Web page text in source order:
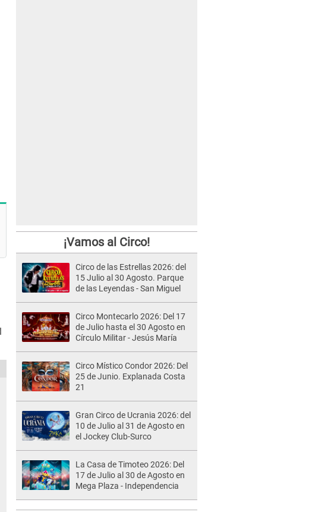
¡Vamos al Circo!
Circo de las Estrellas 2026: del
15 Julio al 30 Agosto. Parque
de las Leyendas - San Miguel
Circo Montecarlo 2026: Del 17
de Julio hasta el 30 Agosto en
Círculo Militar - Jesús María
Circo Místico Condor 2026: Del
25 de Junio. Explanada Costa
21
Gran Circo de Ucrania 2026: del
10 de Julio al 31 de Agosto en
el Jockey Club-Surco
La Casa de Timoteo 2026: Del
17 de Julio al 30 de Agosto en
Mega Plaza - Independencia